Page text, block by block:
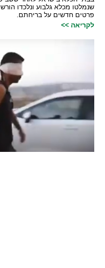
שנמלטו מכלא גלבוע ונלכדו
פרטים חדשים על בריחתם.
לקריאה >>